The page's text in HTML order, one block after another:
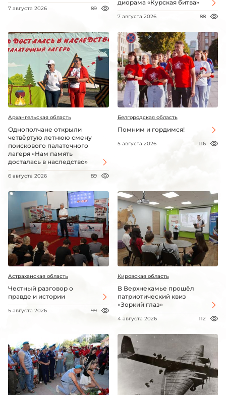
7 августа 2026 89
диорама «Курская битва»
7 августа 2026 88
Архангельская область
Однополчане открыли
четвёртую летнюю смену
поискового палаточного
лагеря «Нам память
досталась в наследство»
6 августа 2026 89
Белгородская область
Помним и гордимся!
5 августа 2026 116
Астраханская область
Честный разговор о
правде и истории
5 августа 2026 99
Кировская область
В Верхнекамье прошёл
патриотический квиз
«Зоркий глаз»
4 августа 2026 112